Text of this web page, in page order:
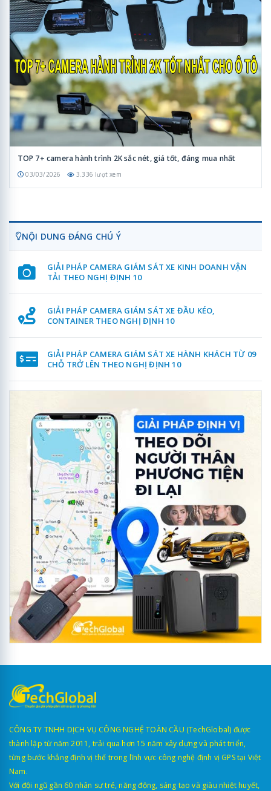
TOP 7+ camera hành trình 2K sắc nét, giá tốt, đáng mua nhất
03/03/2026 3.336 lượt xem
NỘI DUNG ĐÁNG CHÚ Ý
GIẢI PHÁP CAMERA GIÁM SÁT XE KINH DOANH VẬN
TẢI THEO NGHỊ ĐỊNH 10
GIẢI PHÁP CAMERA GIÁM SÁT XE ĐẦU KÉO,
CONTAINER THEO NGHỊ ĐỊNH 10
GIẢI PHÁP CAMERA GIÁM SÁT XE HÀNH KHÁCH TỪ 09
CHỖ TRỞ LÊN THEO NGHỊ ĐỊNH 10
CÔNG TY TNHH DỊCH VỤ CÔNG NGHỆ TOÀN CẦU (TechGlobal) được
thành lập từ năm 2011, trải qua hơn 15 năm xây dựng và phát triển,
từng bước khẳng định vị thế trong lĩnh vực công nghệ định vị GPS tại Việt
Nam.
Với đội ngũ gần 60 nhân sự trẻ, năng động, sáng tạo và giàu nhiệt huyết,